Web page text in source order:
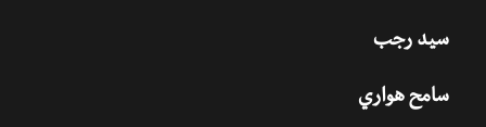
سيد رجب
سامح هواري